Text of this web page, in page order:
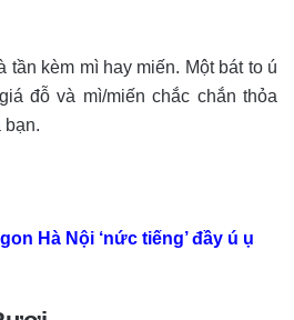
tần kèm mì hay miến. Một bát to ú
đỗ và mì/miến chắc chắn thỏa
bạn.
Hà Nội ‘nức tiếng’ đầy ú ụ